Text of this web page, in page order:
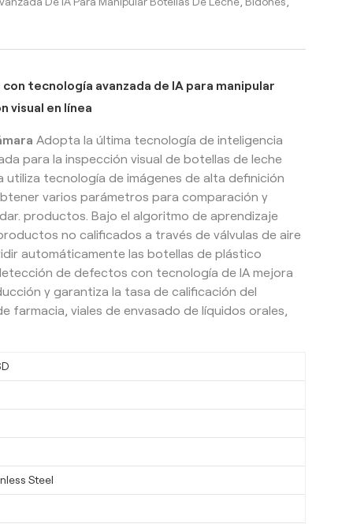
tecnología avanzada de IA para manipular
visual en línea
Adopta la última tecnología de inteligencia
para la inspección visual de botellas de leche
utiliza tecnología de imágenes de alta definición
varios parámetros para comparación y
productos. Bajo el algoritmo de aprendizaje
no calificados a través de válvulas de aire
automáticamente las botellas de plástico
de defectos con tecnología de IA mejora
y garantiza la tasa de calificación del
farmacia, viales de envasado de líquidos orales,
Steel